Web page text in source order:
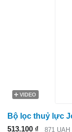
VIDEO
513.100 ₫ 871 UAH